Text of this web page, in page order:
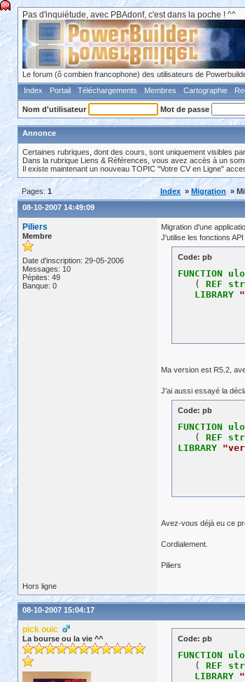
Pas d'inquiétude, avec PBAdonf, c'est dans la poche ! ^^
Le forum (ô combien francophone) des utilisateurs de
Index
Portail Téléchargements Membres Cartographie
Nom d'utilisateur Mot de passe
Annonce
Certaines rubriques, dont des cours, sont uniquement visibles
Dans la rubrique Liens & Références, vous avez accès à un
Il existe maintenant un nouveau TOPIC "Votre CV en Ligne"
Pages: 1 Index » Migration »
08-10-2007 14:49:09
Piliers
Membre
Date d'inscription: 29-05-2006
Messages: 10
Pépites: 49
Banque: 0
Migration d'une
J'utilise les fonctions
Code: pb
FUNCTION
   (
REF
LIBRARY
Ma version est R5.2,
J'ai aussi essayé la
Code: pb
FUNCTION
   (
REF
LIBRARY
Avez-vous déjà eu ce
Cordialement.
Piliers
Hors ligne
08-10-2007 15:04:17
pick ouic
La bourse ou la vie ^^ Code: pb
FUNCTION
   (
REF
LIBRARY